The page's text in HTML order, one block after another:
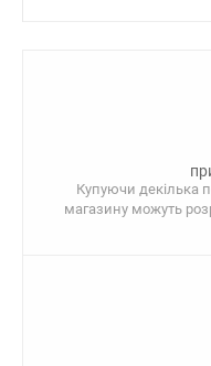
Купуючи декілька
магазину можуть